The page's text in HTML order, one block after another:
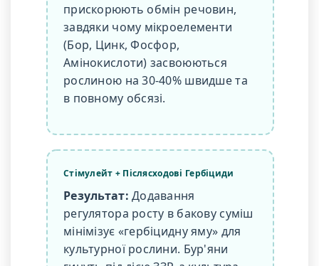
прискорюють обмін речовин,
завдяки чому мікроелементи
(Бор, Цинк, Фосфор,
Амінокислоти) засвоюються
рослиною на 30-40% швидше та
в повному обсязі.
Стімулейт + Післясходові Гербіциди
Результат: Додавання
регулятора росту в бакову суміш
мінімізує «гербіцидну яму» для
культурної рослини. Бур'яни